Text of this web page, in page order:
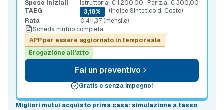
Spese iniziali
Istruttoria: € 1.200,00
Perizia: € 300,00
TAEG
3,18%
(Indice Sintetico di Costo)
Rata
€ 411,37 (mensile)
Scheda mutuo completa
APP per essere aggiornato in tempo reale
Erogazione all'atto
Fai un preventivo
Gratis e senza impegno!
Migliori mutui acquisto prima casa: simulazione a tasso